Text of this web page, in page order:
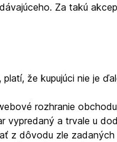
Za takú
že kupujúci nie je
rozhranie
vypredaný a trvale u
z dôvodu zle